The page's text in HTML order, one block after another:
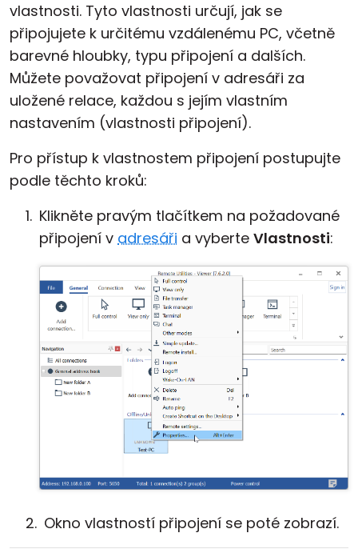
vlastnosti. Tyto vlastnosti určují, jak se
připojujete k určitému vzdálenému PC, včetně
barevné hloubky, typu připojení a dalších.
Můžete považovat připojení v adresáři za
uložené relace, každou s jejím vlastním
nastavením (vlastnosti připojení).
Pro přístup k vlastnostem připojení postupujte
podle těchto kroků:
Klikněte pravým tlačítkem na požadované
připojení v adresáři a vyberte Vlastnosti:
Okno vlastností připojení se poté zobrazí.